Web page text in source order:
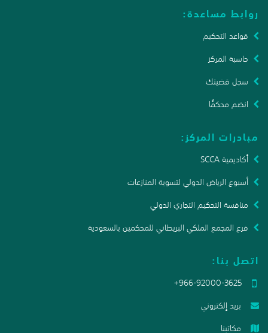
روابط مساعدة:
قواعد التحكيم
حاسبة المركز
سجل قضيتك
انضم محكمًا
مبادرات المركز:
أكاديمية SCCA
أسبوع الرياض الدولي لتسوية المنازعات
منافسة التحكيم التجاري الدولي
فرع المجمع الملكي البريطاني للمحكمين بالسعودية
اتصل بنا:
+966-92000-3625
بريد إلكتروني
مكاتبنا